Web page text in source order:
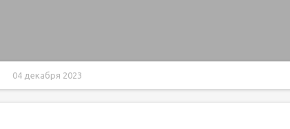
04 декабря 2023